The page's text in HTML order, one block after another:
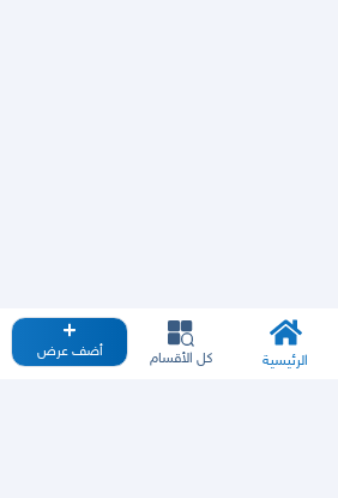
الرئيسية كل الأقسام أضف عرض